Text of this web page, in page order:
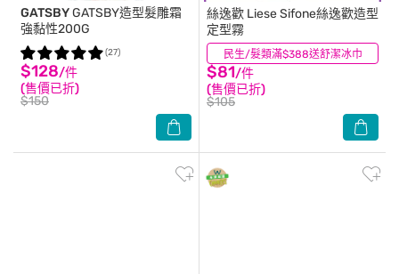
GATSBYGATSBY造型髮雕霜
強黏性200G
$128/件
(售價已折)
$150
(27) 民生/髮類滿$388送舒潔冰巾
絲逸歡 Liese Sifone絲逸歡造型
定型霧
$81/件
(售價已折)
$105
(12)